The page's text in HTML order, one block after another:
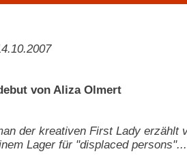
von Aliza Olmert
der kreativen First Lady
Lager für "displaced persons"...